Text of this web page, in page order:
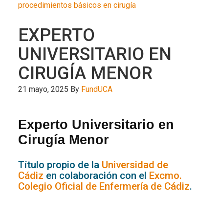
procedimientos básicos en cirugía
EXPERTO
UNIVERSITARIO EN
CIRUGÍA MENOR
21 mayo, 2025 By FundUCA
Experto Universitario en
Cirugía Menor
Título propio de la Universidad de
Cádiz en colaboración con el Excmo.
Colegio Oficial de Enfermería de Cádiz.